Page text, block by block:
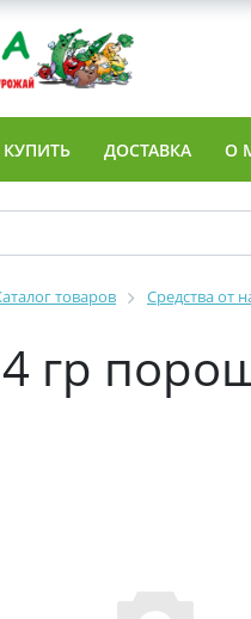
КУПИТЬ ДОСТАВКА О
товаров Средства от
гр